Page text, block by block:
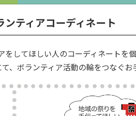
ティアコーディネート
をしてほしい人のコーディネートを
て、ボランティア活動の輪をつなぐお